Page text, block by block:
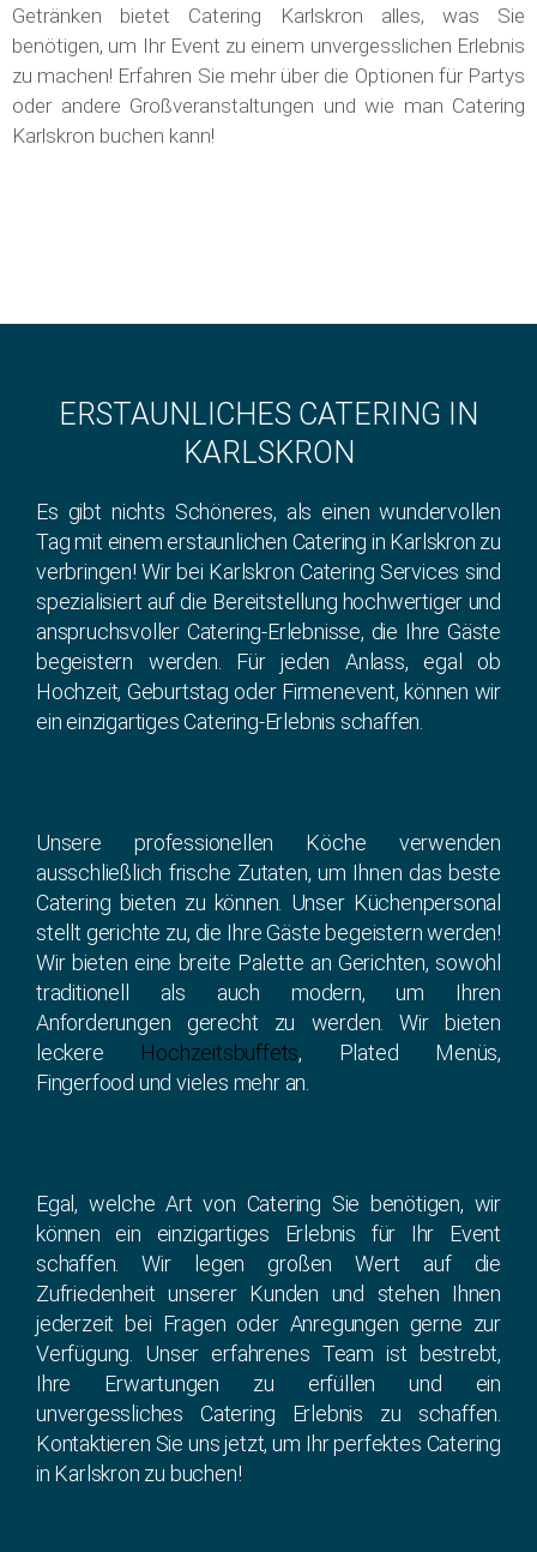
Getränken bietet Catering Karlskron alles, was Sie
benötigen, um Ihr Event zu einem unvergesslichen Erlebnis
zu machen! Erfahren Sie mehr über die Optionen für Partys
oder andere Großveranstaltungen und wie man Catering
Karlskron buchen kann!
ERSTAUNLICHES CATERING IN
KARLSKRON
Es gibt nichts Schöneres, als einen wundervollen
Tag mit einem erstaunlichen Catering in Karlskron zu
verbringen! Wir bei Karlskron Catering Services sind
spezialisiert auf die Bereitstellung hochwertiger und
anspruchsvoller Catering-Erlebnisse, die Ihre Gäste
begeistern werden. Für jeden Anlass, egal ob
Hochzeit, Geburtstag oder Firmenevent, können wir
ein einzigartiges Catering-Erlebnis schaffen.
Unsere professionellen Köche verwenden
ausschließlich frische Zutaten, um Ihnen das beste
Catering bieten zu können. Unser Küchenpersonal
stellt gerichte zu, die Ihre Gäste begeistern werden!
Wir bieten eine breite Palette an Gerichten, sowohl
traditionell als auch modern, um Ihren
Anforderungen gerecht zu werden. Wir bieten
leckere Hochzeitsbuffets, Plated Menüs,
Fingerfood und vieles mehr an.
Egal, welche Art von Catering Sie benötigen, wir
können ein einzigartiges Erlebnis für Ihr Event
schaffen. Wir legen großen Wert auf die
Zufriedenheit unserer Kunden und stehen Ihnen
jederzeit bei Fragen oder Anregungen gerne zur
Verfügung. Unser erfahrenes Team ist bestrebt,
Ihre Erwartungen zu erfüllen und ein
unvergessliches Catering Erlebnis zu schaffen.
Kontaktieren Sie uns jetzt, um Ihr perfektes Catering
in Karlskron zu buchen!